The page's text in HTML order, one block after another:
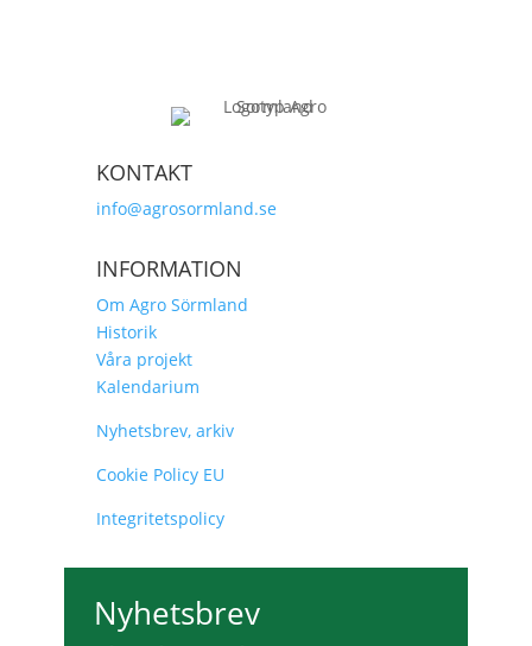
KONTAKT
info@agrosormland.se
INFORMATION
Om Agro Sörmland
Historik
Våra projekt
Kalendarium
Nyhetsbrev, arkiv
Cookie Policy EU
Integritetspolicy
Nyhetsbrev